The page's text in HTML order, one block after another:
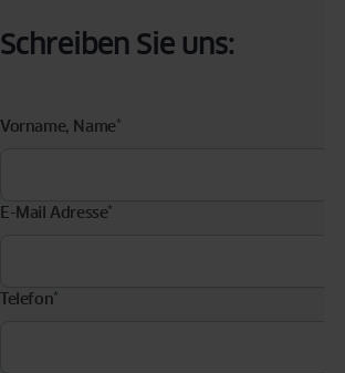
Schreiben Sie uns:
Vorname, Name*
E-Mail Adresse*
Telefon*